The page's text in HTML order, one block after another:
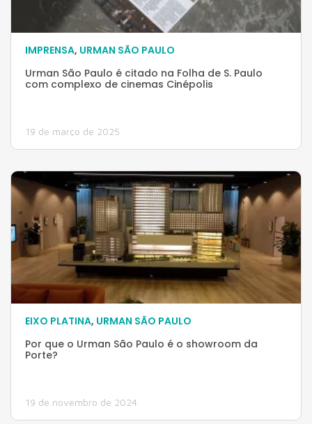
IMPRENSA, URMAN SÃO PAULO
Urman São Paulo é citado na Folha de S. Paulo
com complexo de cinemas Cinépolis
19 de março de 2025
EIXO PLATINA, URMAN SÃO PAULO
Por que o Urman São Paulo é o showroom da
Porte?
19 de novembro de 2024